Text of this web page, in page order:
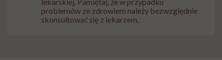
problemów ze zdrowiem należy bezwzględnie
skonsultować się z lekarzem.